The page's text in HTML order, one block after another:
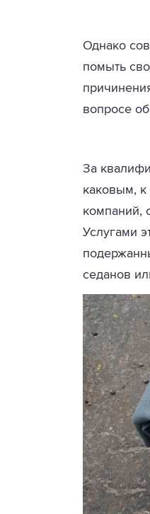
Однако
помыть
вопросе
За
каковым, к
компаний,
Услугами
седанов